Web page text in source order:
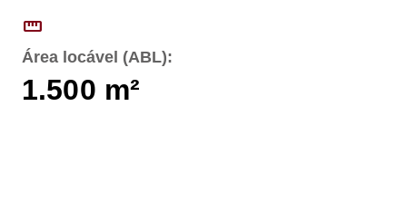
straighten
Área locável (ABL):
1.500 m²